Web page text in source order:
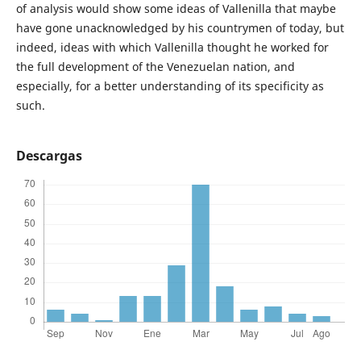
of analysis would show some ideas of Vallenilla that maybe
have gone unacknowledged by his countrymen of today, but
indeed, ideas with which Vallenilla thought he worked for
the full development of the Venezuelan nation, and
especially, for a better understanding of its specificity as
such.
Descargas